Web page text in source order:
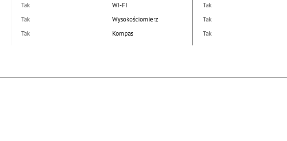
Tak
Tak
Tak
WI-FI
Tak
Wysokościomierz
Tak
Kompas
Tak